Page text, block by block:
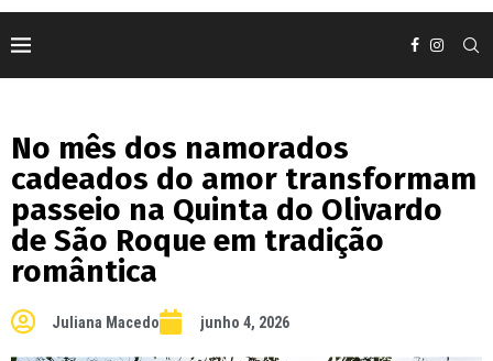
No mês dos namorados
cadeados do amor transformam
passeio na Quinta do Olivardo
de São Roque em tradição
romântica
Juliana Macedo junho 4, 2026